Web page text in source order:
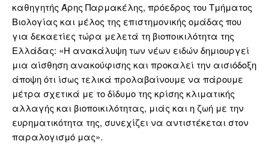
καθηγητής Άρης Παρμακέλης, πρόεδρος του Τμήματος
Βιολογίας και μέλος της επιστημονικής ομάδας που
για δεκαετίες τώρα μελετά τη βιοποικιλότητα της
Ελλάδας: «Η ανακάλυψη των νέων ειδών δημιουργεί
μια αίσθηση ανακούφισης και προκαλεί την αισιόδοξη
άποψη ότι ίσως τελικά προλαβαίνουμε να πάρουμε
μέτρα σχετικά με το δίδυμο της κρίσης κλιματικής
αλλαγής και βιοποικιλότητας, μιάς και η ζωή με την
ευρηματικότητα της, συνεχίζει να αντιστέκεται στον
παραλογισμό μας».